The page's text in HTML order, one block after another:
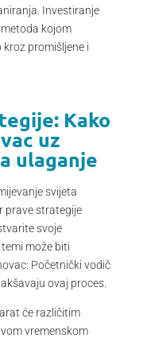
Investiranje
kojom
promišljene i
Kako
uz
ulaganje
svijeta
prave strategije
svoje
može biti
Početnički vodič
ovaj proces.
će različitim
vremenskom